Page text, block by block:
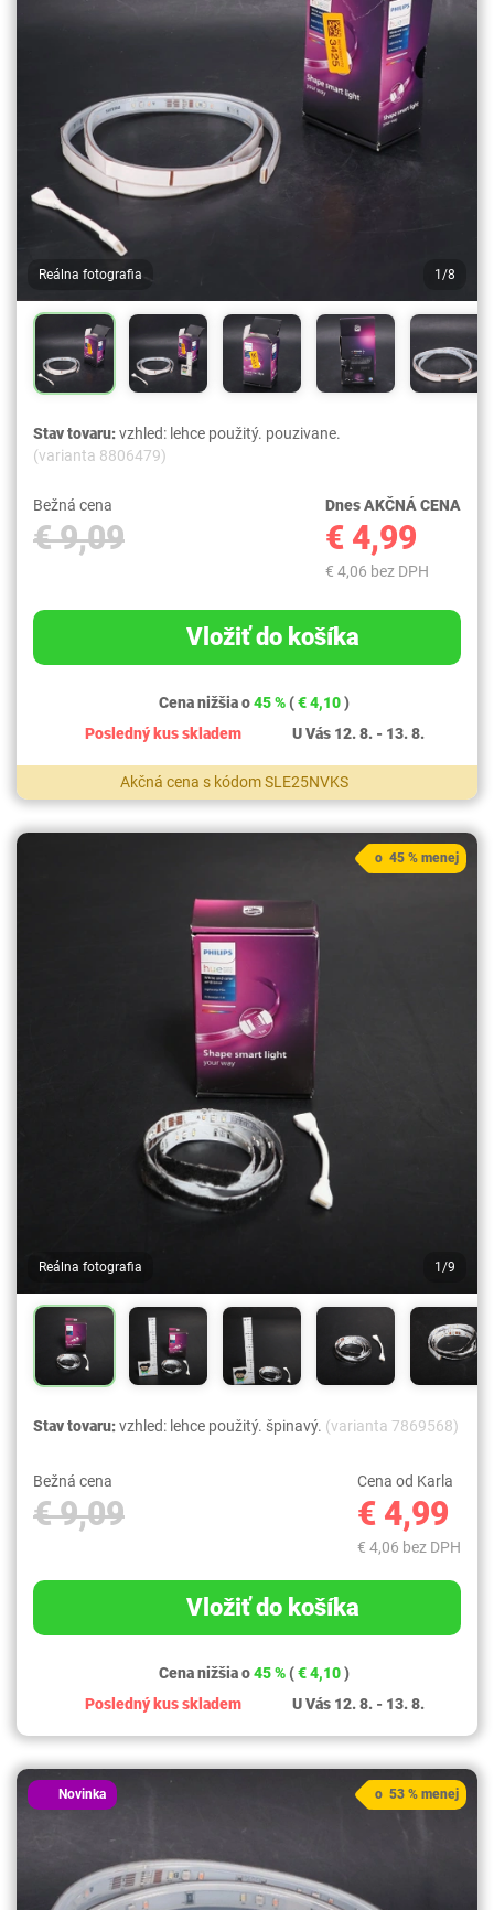
Reálna fotografia 1/8
Stav tovaru:vzhled: lehce použitý. pouzivane.
(varianta 8806479)
Bežná cena
€ 9,09
Dnes AKČNÁ CENA
€ 4,99
€ 4,06 bez DPH
Vložiť do košíka
Cena nižšia o45 % (€ 4,10)
Posledný kus skladem
U Vás 12. 8. - 13. 8.
Akčná cena s kódom SLE25NVKS
Reálna fotografia 1/9
o 45 % menej
Stav tovaru:vzhled: lehce použitý. špinavý. (varianta 7869568)
Bežná cena
€ 9,09
Cena od Karla
€ 4,99
€ 4,06 bez DPH
Vložiť do košíka
Cena nižšia o45 % (€ 4,10)
Posledný kus skladem
U Vás 12. 8. - 13. 8.
Novinka o 53 % menej